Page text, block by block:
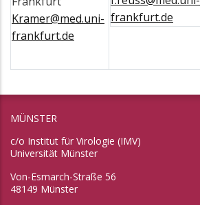
Kramer@med.uni-
frankfurt.de
frankfurt.de
MÜNSTER
c/o Institut für Virologie (IMV)
Universität Münster
Von-Esmarch-Straße 56
48149 Münster